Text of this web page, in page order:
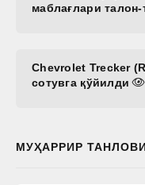
маблағлари
Chevrolet Trecker
сотувга қўйилди
МУҲАРРИР